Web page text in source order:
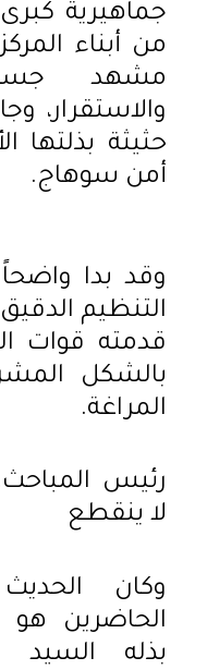
جماهيرية
من أبناء
مشهد
والاستقرار،
حثيثة بذلتها
أمن سوهاج.
​وقد بدا
التنظيم
قدمته قوات
بالشكل
المراغة.
​رئيس
لا ينقطع
​وكان
الحاضرين هو
بذله